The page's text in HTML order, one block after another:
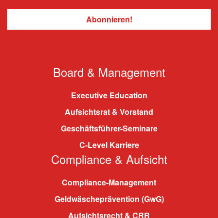
Board & Management
Executive Education
Aufsichtsrat & Vorstand
Geschäftsführer-Seminare
C-Level Karriere
Compliance & Aufsicht
Compliance-Management
Geldwäscheprävention (GwG)
Aufsichtsrecht & CRR